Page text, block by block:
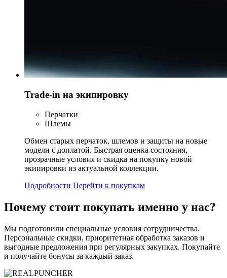
Trade-in на экипировку
Перчатки
Шлемы
Обмен старых перчаток, шлемов и защиты на новые
модели с доплатой. Быстрая оценка состояния,
прозрачные условия и скидка на покупку новой
экипировки из актуальной коллекции.
Подробности Перейти к покупкам
Почему стоит покупать именно у нас?
Мы подготовили специальные условия сотрудничества.
Персональные скидки, приоритетная обработка заказов и
выгодные предложения при регулярных закупках. Покупайте
и получайте бонусы за каждый заказ.